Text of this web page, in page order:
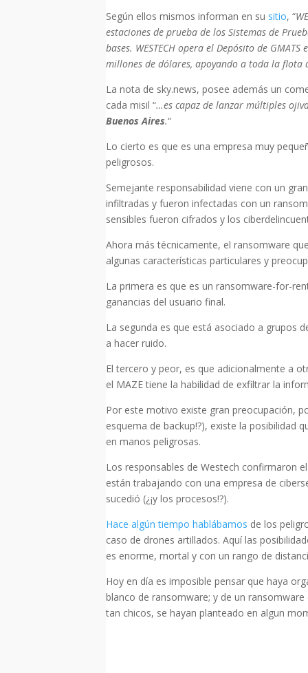
Según ellos mismos informan en su sitio, “
estaciones de prueba de los Sistemas de
bases. WESTECH opera el Depósito de
millones de dólares, apoyando a toda la flota
La nota de sky.news, posee además un
cada misil “…es capaz de lanzar múltiples
Buenos Aires.“
Lo cierto es que es una empresa muy
peligrosos.
Semejante responsabilidad viene con un
infiltradas y fueron infectadas con un
sensibles fueron cifrados y los
Ahora más técnicamente, el ransomware
algunas características particulares y
La primera es que es un ransomware-for-
ganancias del usuario final.
La segunda es que está asociado a grupos
a hacer ruido.
El tercero y peor, es que adicionalmente a
el MAZE tiene la habilidad de exfiltrar la
Por este motivo existe gran preocupación,
esquema de backup!?), existe la posibilidad
en manos peligrosas.
Los responsables de Westech confirmaron
están trabajando con una empresa de
sucedió (¿¡y los procesos!?).
Hace algún tiempo hablábamos de los
caso de drones artillados. Aquí las
es enorme, mortal y con un rango de
Hoy en día es imposible pensar que haya
blanco de ransomware; y de un
tan chicos, se hayan planteado en algun